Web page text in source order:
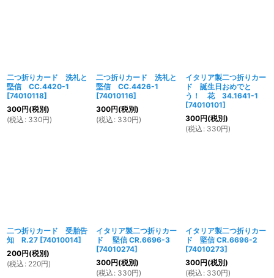
二つ折りカード 洗礼と
堅信 CC.4420-1
[74010118]
300円(税別)
(税込 : 330円)
二つ折りカード 洗礼と
堅信 CC.4426-1
[74010116]
300円(税別)
(税込 : 330円)
イタリア製二つ折りカー
ド 誕生日おめでと
う！ 花 34.1641-1
[74010101]
300円(税別)
(税込 : 330円)
二つ折りカード 受胎告
知 R.27 [74010014]
200円(税別)
(税込 : 220円)
イタリア製二つ折りカー
ド 堅信 CR.6696-3
[74010274]
300円(税別)
(税込 : 330円)
イタリア製二つ折りカー
ド 堅信 CR.6696-2
[74010273]
300円(税別)
(税込 : 330円)